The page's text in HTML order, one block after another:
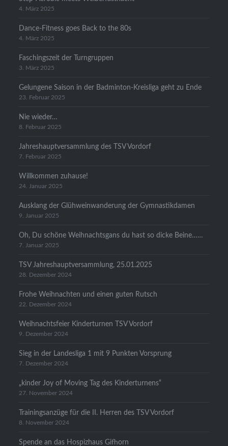
4. März 2025
Dance-Fitness goes Back to the 80s
4. März 2025
Faschingszeit der Turngruppen
3. März 2025
Gelungene Saison in der Badminton-Kreisliga geht zu Ende
23. Februar 2025
Nie wieder…
8. Februar 2025
Jahreshauptversammlung des TSV Vordorf
7. Februar 2025
Willkommen zuhause!
24. Januar 2025
Ausklang der Glühweinwanderung der Gymnastikdamen
9. Januar 2025
Oh, Du schöne Weihnachtsgans du hast so dicke Beine……
7. Januar 2025
TSV Jahreshauptversammlung, 25.01.2025
28. Dezember 2024
Frohe Weihnachten und einen guten Rutsch
22. Dezember 2024
Weihnachtsfeier Kinderturnen TSV Vordorf
9. Dezember 2024
Sieg in der Landesliga 1 mit 9 Punkten Vorsprung
7. Dezember 2024
„kinder Joy of Moving Tag des Kinderturnens“
27. November 2024
Trainingsanzüge für die II. Herren des TSV Vordorf
8. November 2024
Spende an das Hospizhaus Gifhorn